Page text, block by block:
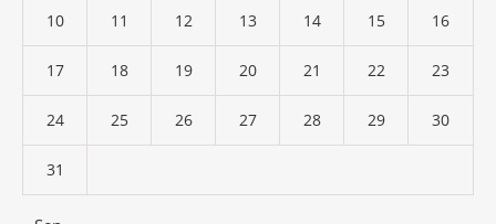
10 11 12 13 14 15 16
17 18 19 20 21 22 23
24 25 26 27 28 29 30
31